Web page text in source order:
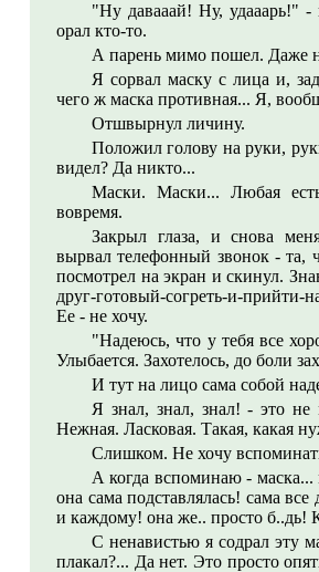
"Ну давааай! Ну, удааарь!"
орал кто-то.
А парень мимо пошел. Даже
Я сорвал маску с лица и,
чего ж маска противная... Я,
Отшвырнул личину.
Положил голову на руки,
видел? Да никто...
Маски. Маски... Любая
вовремя.
Закрыл глаза, и снова
вырвал телефонный звонок - та,
посмотрел на экран и скинул.
друг-готовый-согреть-и-прийти-
Ее - не хочу.
"Надеюсь, что у тебя все
Улыбается. Захотелось, до боли
И тут на лицо сама собой
Я знал, знал, знал! - это
Нежная. Ласковая. Такая, какая
Слишком. Не хочу
А когда вспоминаю -
она сама подставлялась! сама
и каждому! она же.. просто б..дь!
С ненавистью я содрал эту
плакал?... Да нет. Это просто